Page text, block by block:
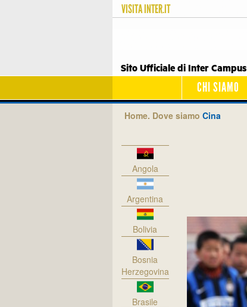
VISITAINTER.IT
Sito Ufficiale di Inter Campus
CHI SIAMO
Home. Dove siamo Cina
Angola
Argentina
Bolivia
Bosnia
Herzegovina
Brasile